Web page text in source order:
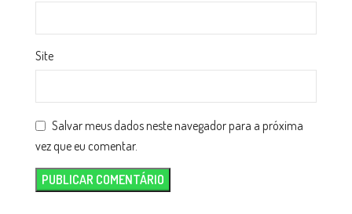
Site
Salvar meus dados neste navegador para a próxima
vez que eu comentar.